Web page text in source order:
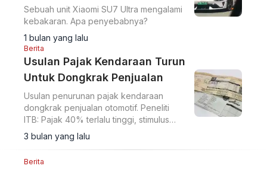
Sebuah unit Xiaomi SU7 Ultra mengalami
kebakaran. Apa penyebabnya?
1 bulan yang lalu
Berita
Usulan Pajak Kendaraan Turun
Untuk Dongkrak Penjualan
Usulan penurunan pajak kendaraan
dongkrak penjualan otomotif. Peneliti
ITB: Pajak 40% terlalu tinggi, stimulus
seperti saat Covid efektif gairahkan
pasar lesu.
3 bulan yang lalu
Berita